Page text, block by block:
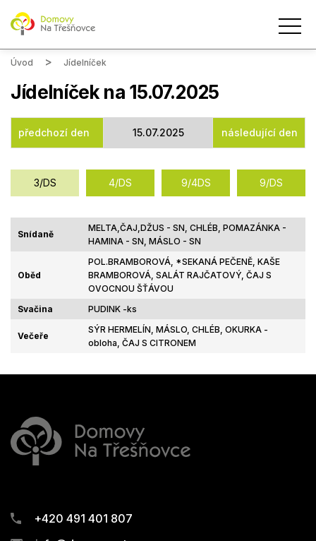
Úvod Jídelníček
Jídelníček na 15.07.2025
předchozí den 15.07.2025 následující den
Snídaně
MELTA,ČAJ,DŽUS - SN, CHLÉB, POMAZÁNKA -
HAMINA - SN, MÁSLO - SN
Oběd
POL.BRAMBOROVÁ, *SEKANÁ PEČENĚ, KAŠE
BRAMBOROVÁ, SALÁT RAJČATOVÝ, ČAJ S
OVOCNOU ŠŤÁVOU
Svačina
PUDINK -ks
Večeře
SÝR HERMELÍN, MÁSLO, CHLÉB, OKURKA -
obloha, ČAJ S CITRONEM
+420 491 401 807